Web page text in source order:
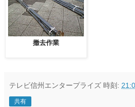
撤去作業
テレビ信州エンタープライズ 時刻:
共有